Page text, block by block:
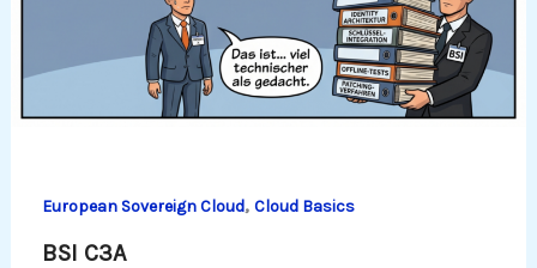
European Sovereign Cloud, Cloud Basics
BSI C3A